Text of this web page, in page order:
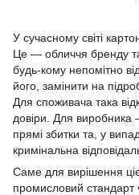
У сучасному світі
Це — обличчя бренду
будь-кому непомітно
його, замінити на
Для споживача така
довіри. Для виробника
прямі збитки та, у
кримінальна
Саме для вирішення
промисловий стандарт